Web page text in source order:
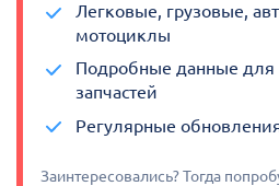
Легковые, грузовые,
мотоциклы
Подробные данные для
запчастей
Регулярные
Заинтересовались? Тогда